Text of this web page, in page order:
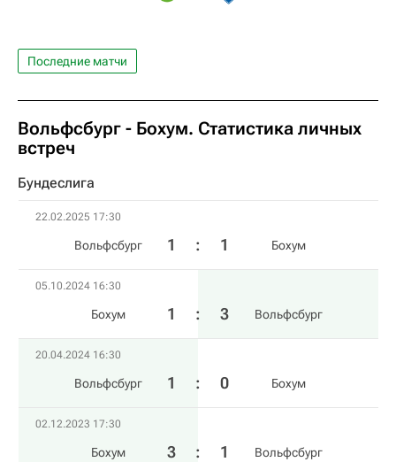
Последние матчи
Вольфсбург - Бохум. Статистика личных
встреч
Бундеслига
22.02.2025 17:30
Вольфсбург 1 : 1 Бохум
05.10.2024 16:30
Бохум 1 : 3 Вольфсбург
20.04.2024 16:30
Вольфсбург 1 : 0 Бохум
02.12.2023 17:30
Бохум 3 : 1 Вольфсбург